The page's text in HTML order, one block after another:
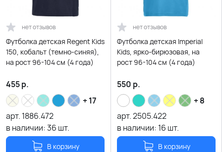
нет отзывов
Футболка детская Regent Kids
150, кобальт (темно-синяя),
на рост 96-104 см (4 года)
455р.
+ 17
арт. 1886.472
в наличии:36 шт.
В корзину
нет отзывов
Футболка детская Imperial
Kids, ярко-бирюзовая, на
рост 96-104 см (4 года)
550 р.
+ 8
арт.2505.422
в наличии: 16 шт.
В корзину